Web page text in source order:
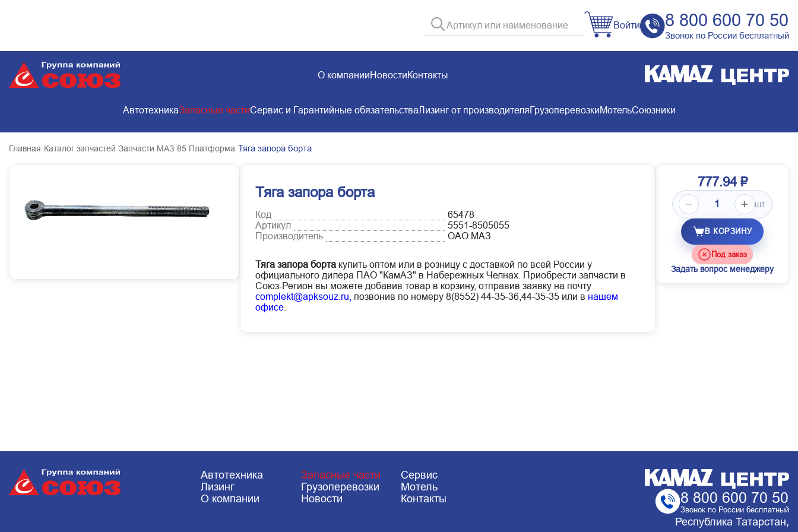
Войти 8 800 600 70 50
Звонок по России бесплатный
О компанииНовостиКонтакты
АвтотехникаЗапасные частиСервис и Гарантийные обязательстваЛизинг от производителяГрузоперевозкиМотельСоюзники
Главная Каталог запчастей Запчасти МАЗ 85 Платформа Тяга запора борта
Тяга запора борта
Код
65478
Артикул
5551-8505055
Производитель
ОАО МАЗ
Тяга запора борта купить оптом или в розницу с доставкой по всей России у
официального дилера ПАО "КамАЗ" в Набережных Челнах. Приобрести запчасти в
Союз-Регион вы можете добавив товар в корзину, отправив заявку на почту
complekt@apksouz.ru, позвонив по номеру 8(8552) 44-35-36,44-35-35 или в нашем
офисе
777.94 ₽
шт.
В КОРЗИНУ
Под заказ
Задать вопрос менеджеру
Автотехника Запасные части
Сервис
Лизинг
Грузоперевозки
Мотель
О компании
Новости Контакты 8 800 600 70 50
Звонок по России бесплатный
Республика Татарстан,